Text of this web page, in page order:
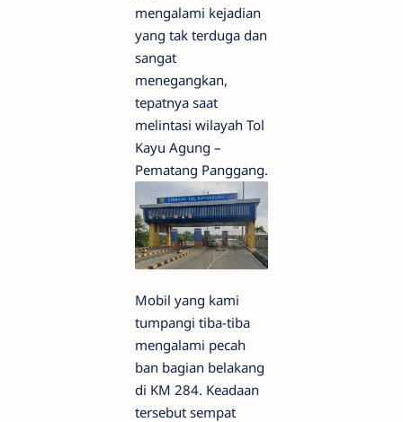
mengalami kejadian
yang tak terduga dan
sangat
menegangkan,
tepatnya saat
melintasi wilayah Tol
Kayu Agung –
Pematang Panggang.
Mobil yang kami
tumpangi tiba-tiba
mengalami pecah
ban bagian belakang
di KM 284. Keadaan
tersebut sempat